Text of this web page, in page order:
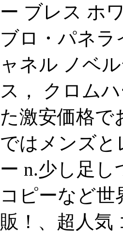
ー ブレス ホ
ブロ・パネ
ャネル ノベ
ス， クロム
た激安価格で
ではメンズ
ー n.少し足
コピーなど
販！、超人気